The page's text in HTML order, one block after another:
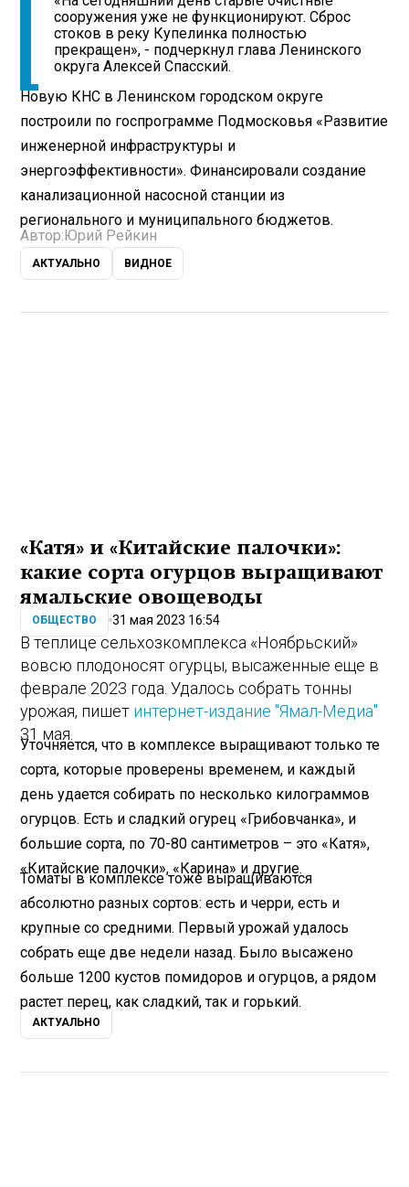
сооружения уже не функционируют. Сброс
стоков в реку Купелинка полностью
прекращен», - подчеркнул глава Ленинского
округа Алексей Спасский.
Новую КНС в Ленинском городском округе
построили по госпрограмме Подмосковья «Развитие
инженерной инфраструктуры и
энергоэффективности». Финансировали создание
канализационной насосной станции из
регионального и муниципального бюджетов.
Автор:Юрий Рейкин
АКТУАЛЬНО ВИДНОЕ
«Катя» и «Китайские палочки»:
какие сорта огурцов выращивают
ямальские овощеводы
ОБЩЕСТВО 31 мая 2023 16:54
В теплице сельхозкомплекса «Ноябрьский»
вовсю плодоносят огурцы, высаженные еще в
феврале 2023 года. Удалось собрать тонны
урожая, пишет интернет-издание "Ямал-Медиа"
31 мая.
Уточняется, что в комплексе выращивают только те
сорта, которые проверены временем, и каждый
день удается собирать по несколько килограммов
огурцов. Есть и сладкий огурец «Грибовчанка», и
большие сорта, по 70-80 сантиметров – это «Катя»,
«Китайские палочки», «Карина» и другие.
Томаты в комплексе тоже выращиваются
абсолютно разных сортов: есть и черри, есть и
крупные со средними. Первый урожай удалось
собрать еще две недели назад. Было высажено
больше 1200 кустов помидоров и огурцов, а рядом
растет перец, как сладкий, так и горький.
АКТУАЛЬНО